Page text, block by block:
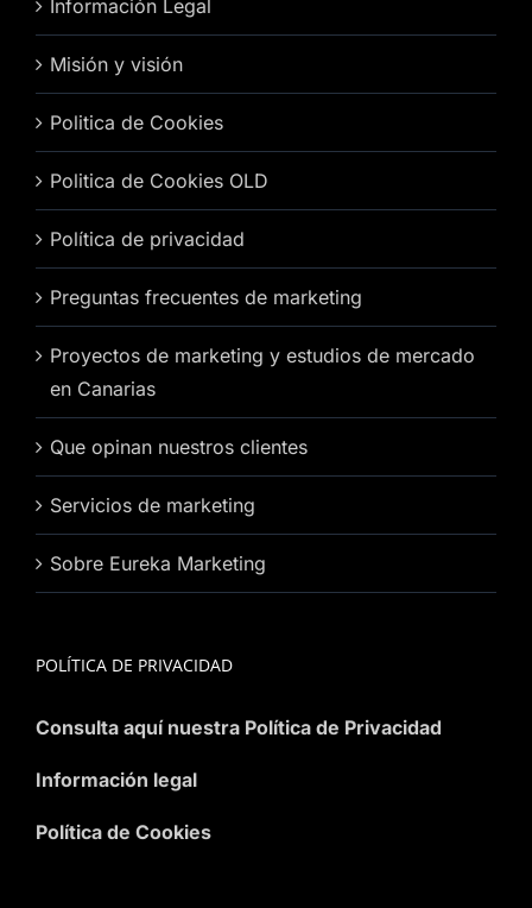
Información Legal
Misión y visión
Politica de Cookies
Politica de Cookies OLD
Política de privacidad
Preguntas frecuentes de marketing
Proyectos de marketing y estudios de mercado
en Canarias
Que opinan nuestros clientes
Servicios de marketing
Sobre Eureka Marketing
POLÍTICA DE PRIVACIDAD
Consulta aquí nuestra Política de Privacidad
Información legal
Política de Cookies